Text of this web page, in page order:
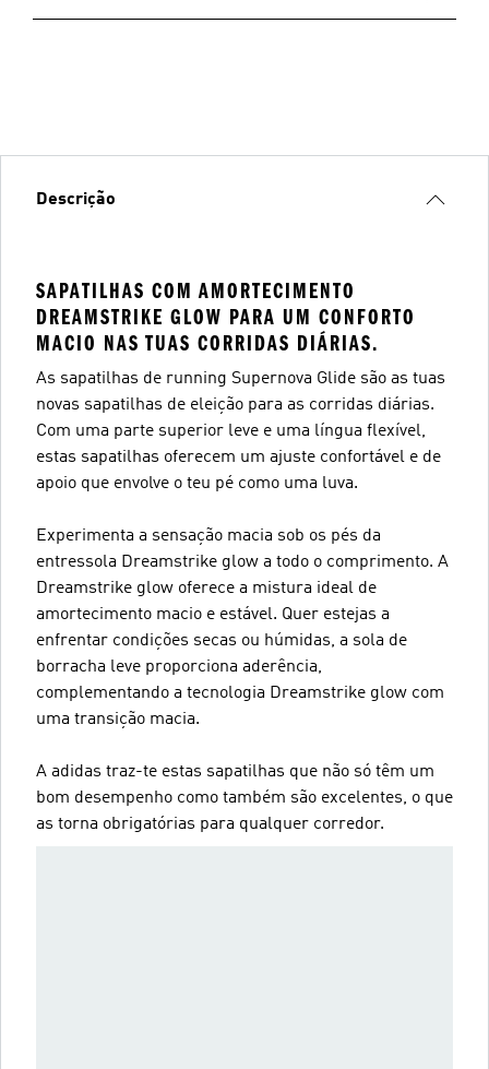
Descrição
SAPATILHAS COM AMORTECIMENTO
DREAMSTRIKE GLOW PARA UM CONFORTO
MACIO NAS TUAS CORRIDAS DIÁRIAS.
As sapatilhas de running Supernova Glide são as tuas
novas sapatilhas de eleição para as corridas diárias.
Com uma parte superior leve e uma língua flexível,
estas sapatilhas oferecem um ajuste confortável e de
apoio que envolve o teu pé como uma luva.
Experimenta a sensação macia sob os pés da
entressola Dreamstrike glow a todo o comprimento. A
Dreamstrike glow oferece a mistura ideal de
amortecimento macio e estável. Quer estejas a
enfrentar condições secas ou húmidas, a sola de
borracha leve proporciona aderência,
complementando a tecnologia Dreamstrike glow com
uma transição macia.
A adidas traz-te estas sapatilhas que não só têm um
bom desempenho como também são excelentes, o que
as torna obrigatórias para qualquer corredor.